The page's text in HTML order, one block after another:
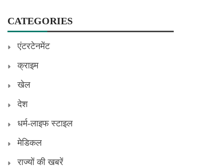
CATEGORIES
एंटरटेनमेंट
क्राइम
खेल
देश
धर्म-लाइफ स्टाइल
मेडिकल
राज्यों की खबरें